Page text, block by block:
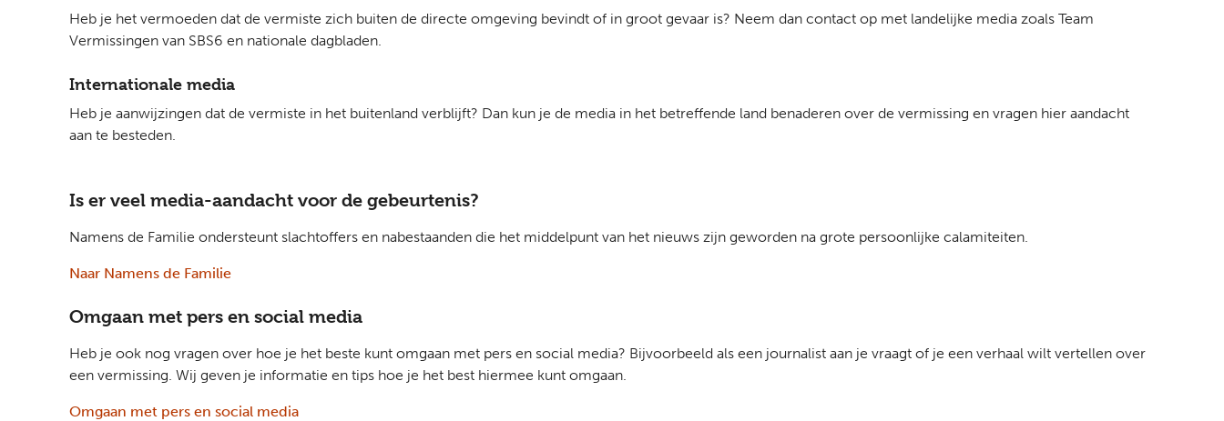
Heb je het vermoeden dat de vermiste zich buiten de directe omgeving bevindt of in groot gevaar is? Neem dan contact op met landelijke media zoals Team
Vermissingen van SBS6 en nationale dagbladen.
Internationale media
Heb je aanwijzingen dat de vermiste in het buitenland verblijft? Dan kun je de media in het betreffende land benaderen over de vermissing en vragen hier aandacht
aan te besteden.
Is er veel media-aandacht voor de gebeurtenis?
Namens de Familie ondersteunt slachtoffers en nabestaanden die het middelpunt van het nieuws zijn geworden na grote persoonlijke calamiteiten.
Naar Namens de Familie
Omgaan met pers en social media
Heb je ook nog vragen over hoe je het beste kunt omgaan met pers en social media? Bijvoorbeeld als een journalist aan je vraagt of je een verhaal wilt vertellen over
een vermissing. Wij geven je informatie en tips hoe je het best hiermee kunt omgaan.
Omgaan met pers en social media